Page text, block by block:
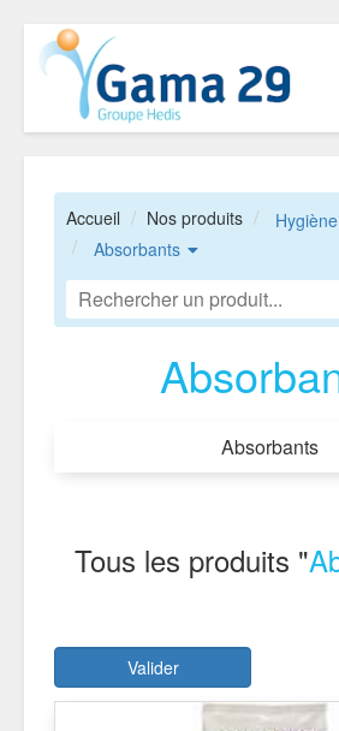
Accueil Nos produits
Absorbants
Absorbants
Tous les produits "
Valider